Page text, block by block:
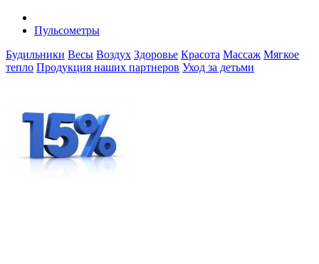
Пульсометры
Будильники Весы Воздух Здоровье Красота Массаж Мягкое
тепло Продукция наших партнеров Уход за детьми